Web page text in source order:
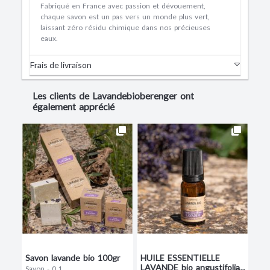
Fabriqué en France avec passion et dévouement,
chaque savon est un pas vers un monde plus vert,
laissant zéro résidu chimique dans nos précieuses
eaux.
Frais de livraison
Les clients de Lavandebioberenger ont
également apprécié
Savon lavande bio 100gr
HUILE ESSENTIELLE
LAVANDE bio angustifolia